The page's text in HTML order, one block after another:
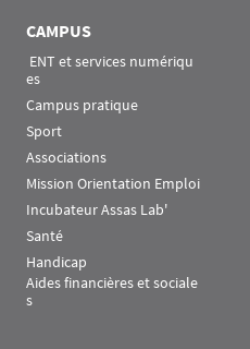
CAMPUS
es
Campus pratique
Sport
Associations
Mission Orientation Emploi
Incubateur Assas Lab'
Santé
Handicap
Aides financières et sociale
s